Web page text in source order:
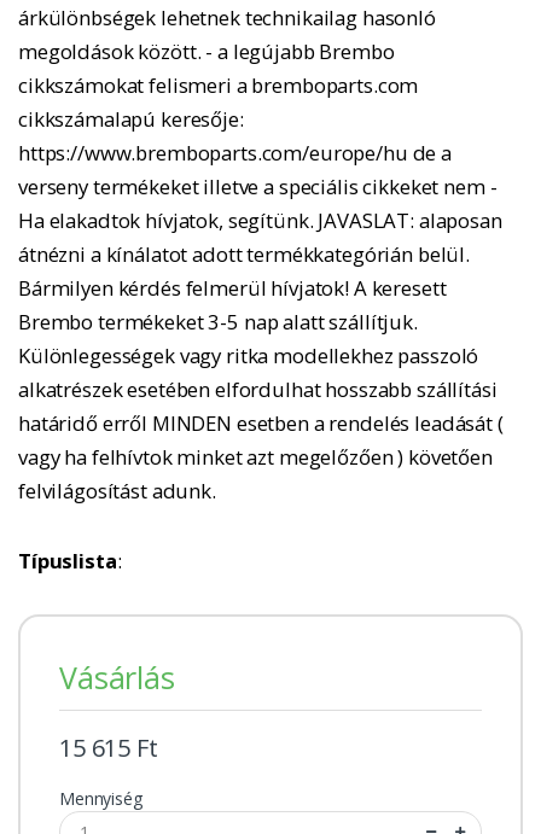
árkülönbségek lehetnek technikailag hasonló
megoldások között. - a legújabb Brembo
cikkszámokat felismeri a bremboparts.com
cikkszámalapú keresője:
https://www.bremboparts.com/europe/hu de a
verseny termékeket illetve a speciális cikkeket nem -
Ha elakadtok hívjatok, segítünk. JAVASLAT: alaposan
átnézni a kínálatot adott termékkategórián belül.
Bármilyen kérdés felmerül hívjatok! A keresett
Brembo termékeket 3-5 nap alatt szállítjuk.
Különlegességek vagy ritka modellekhez passzoló
alkatrészek esetében elfordulhat hosszabb szállítási
határidő erről MINDEN esetben a rendelés leadását (
vagy ha felhívtok minket azt megelőzően ) követően
felvilágosítást adunk.
Típuslista:
Vásárlás
15 615 Ft
Mennyiség